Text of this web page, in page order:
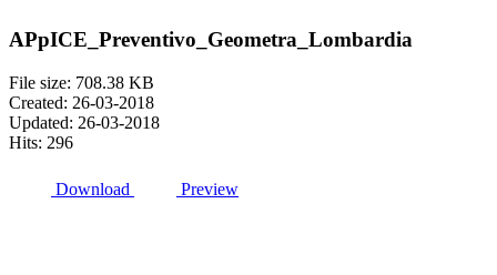
APpICE_Preventivo_Geometra_Lombardia
File size: 708.38 KB
Created: 26-03-2018
Updated: 26-03-2018
Hits: 296
Download Preview